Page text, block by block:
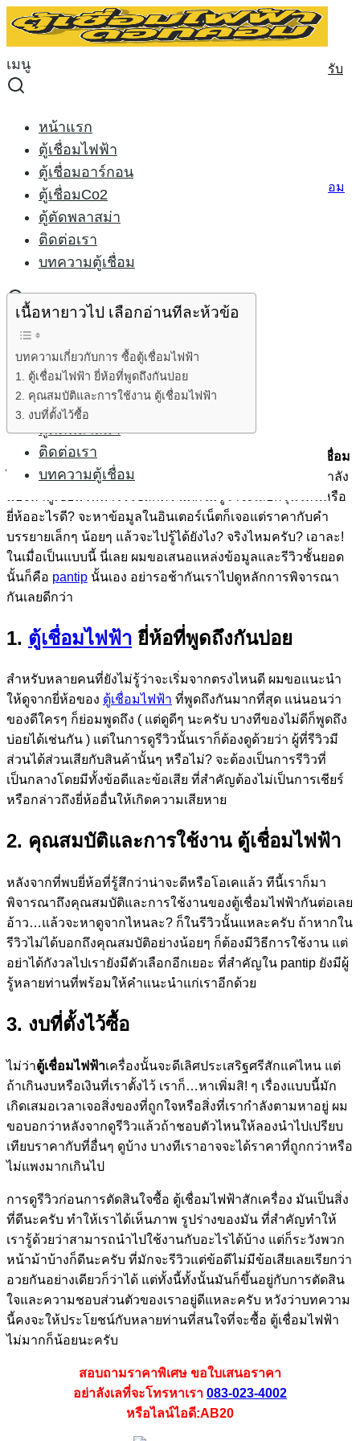
Skip
เมนู
หน้าแรก
ตู้เชื่อมไฟฟ้า
ตู้เชื่อมอาร์กอน
ตู้เชื่อมCo2
ตู้ตัดพลาสม่า
ติดต่อเรา
บทความตู้เชื่อม
หน้าแรก
ตู้เชื่อมไฟฟ้า
ตู้เชื่อมอาร์กอน
ตู้เชื่อมCo2
ตู้ตัดพลาสม่า
ติดต่อเรา
บทความตู้เชื่อม
for:
วันนี้เรามาดูหลักการพิจารณาการ ซื้อตู้เชื่อมไฟฟ้า กันนะครับ
เชื่อมไฟฟ้า กันนะครับ
15/10/2015 24/02/2021 บทความตู้เชื่อม
บทความเกี่ยวกับการ ซื้อตู้เชื่อมไฟฟ้า
เนื้อหายาวไป เลือกอ่านทีละห้วข้อ
บทความเกี่ยวกับการ ซื้อตู้เชื่อมไฟฟ้า
1. ตู้เชื่อมไฟฟ้า ยี่ห้อที่พูดถึงกันบ่อย
2. คุณสมบัติและการใช้งาน ตู้เชื่อมไฟฟ้า
3. งบที่ตั้งไว้ซื้อ
กลับมาพบกันอีกครั้งนะครับกับบทความเกี่ยวกับการ
ซื้อ ตู้เชื่อม
ไฟฟ้า สำหรับช่างมือใหม่หรือช่างหัดเชื่อมหลายๆ ท่านคงกำลัง
มองหาตู้เชื่อมไฟฟ้าไว้ใช้สักตัว แต่ก็ไม่รู้ว่าจะเลือกรุ่นไหนหรือ
ยี่ห้ออะไรดี? จะหาข้อมูลในอินเตอร์เน็ตก็เจอแต่ราคากับคำ
บรรยายเล็กๆ น้อยๆ แล้วจะไปรู้ได้ยังไง? จริงไหมครับ? เอาละ!
ในเมื่อเป็นแบบนี้ นี่เลย ผมขอเสนอแหล่งข้อมูลและรีวิวชั้นยอด
นั้นก็คือ pantip นั้นเอง อย่ารอช้ากันเราไปดูหลักการพิจารณา
กันเลยดีกว่า
1. ตู้เชื่อมไฟฟ้า ยี่ห้อที่พูดถึงกันบ่อย
สำหรับหลายคนที่ยังไม่รู้ว่าจะเริ่มจากตรงไหนดี ผมขอแนะนำ
ให้ดูจากยี่ห้อของ ตู้เชื่อมไฟฟ้า ที่พูดถึงกันมากที่สุด แน่นอนว่า
ของดีใครๆ ก็ย่อมพูดถึง ( แต่ดูดีๆ นะครับ บางทีของไม่ดีก็พูดถึง
บ่อยได้เช่นกัน ) แต่ในการดูรีวิวนั้นเราก็ต้องดูด้วยว่า ผู้ที่รีวิวมี
ส่วนได้ส่วนเสียกับสินค้านั้นๆ หรือไม่? จะต้องเป็นการรีวิวที่
เป็นกลางโดยมีทั้งข้อดีและข้อเสีย ที่สำคัญต้องไม่เป็นการเชียร์
หรือกล่าวถึงยี่ห้ออื่นให้เกิดความเสียหาย
2. คุณสมบัติและการใช้งาน ตู้เชื่อมไฟฟ้า
หลังจากที่พบยี่ห้อที่รู้สึกว่าน่าจะดีหรือโอเคแล้ว ทีนี้เราก็มา
พิจารณาถึงคุณสมบัติและการใช้งานของตู้เชื่อมไฟฟ้ากันต่อเลย
อ้าว…แล้วจะหาดูจากไหนละ? ก็ในรีวิวนั้นแหละครับ ถ้าหากใน
รีวิวไม่ได้บอกถึงคุณสมบัติอย่างน้อยๆ ก็ต้องมีวิธีการใช้งาน แต่
อย่าได้กังวลไปเรายังมีตัวเลือกอีกเยอะ ที่สำคัญใน pantip ยังมีผู้
รู้หลายท่านที่พร้อมให้คำแนะนำแก่เราอีกด้วย
3. งบที่ตั้งไว้ซื้อ
ไม่ว่าตู้เชื่อมไฟฟ้าเครื่องนั้นจะดีเลิศประเสริฐศรีสักแค่ไหน แต่
ถ้าเกินงบหรือเงินที่เราตั้งไว้ เราก็…หาเพิ่มสิ! ๆ เรื่องแบบนี้มัก
เกิดเสมอเวลาเจอสิ่งของที่ถูกใจหรือสิ่งที่เรากำลังตามหาอยู่ ผม
ขอบอกว่าหลังจากดูรีวิวแล้วถ้าชอบตัวไหนให้ลองนำไปเปรียบ
เทียบราคากับที่อื่นๆ ดูบ้าง บางทีเราอาจจะได้ราคาที่ถูกกว่าหรือ
ไม่แพงมากเกินไป
การดูรีวิวก่อนการตัดสินใจซื้อ ตู้เชื่อมไฟฟ้าสักเครื่อง มันเป็นสิ่ง
ที่ดีนะครับ ทำให้เราได้เห็นภาพ รูปร่างของมัน ที่สำคัญทำให้
เรารู้ด้วยว่าสามารถนำไปใช้งานกับอะไรได้บ้าง แต่ก็ระวังพวก
หน้าม้าบ้างก็ดีนะครับ ที่มักจะรีวิวแต่ข้อดีไม่มีข้อเสียเลยเรียกว่า
อวยกันอย่างเดียวก็ว่าได้ แต่ทั้งนี้ทั้งนั้นมันก็ขึ้นอยู่กับการตัดสิน
ใจและความชอบส่วนตัวของเราอยู่ดีแหละครับ หวังว่าบทความ
นี้คงจะให้ประโยชน์กับหลายท่านที่สนใจที่จะซื้อ ตู้เชื่อมไฟฟ้า
ไม่มากก็น้อยนะครับ
สอบถามราคาพิเศษ ขอใบเสนอราคา
อย่าลังเลที่จะโทรหาเรา 083-023-4002
หรือไลน์ไอดี:AB20